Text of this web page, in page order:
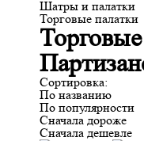
Шатры и палатки
Торговые палатки
Сортировка:
По названию
По популярности
Сначала дороже
Сначала дешевле